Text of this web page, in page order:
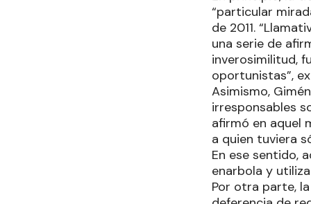
“particular
de 2011.
una serie de
inverosimilitud,
oportunistas”,
Asimismo,
irresponsables
afirmó en aquel
a quien tuviera
En ese sentido,
enarbola y
Por otra parte,